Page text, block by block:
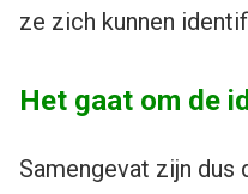
ze zich kunnen
Het gaat om de
Samengevat zijn dus